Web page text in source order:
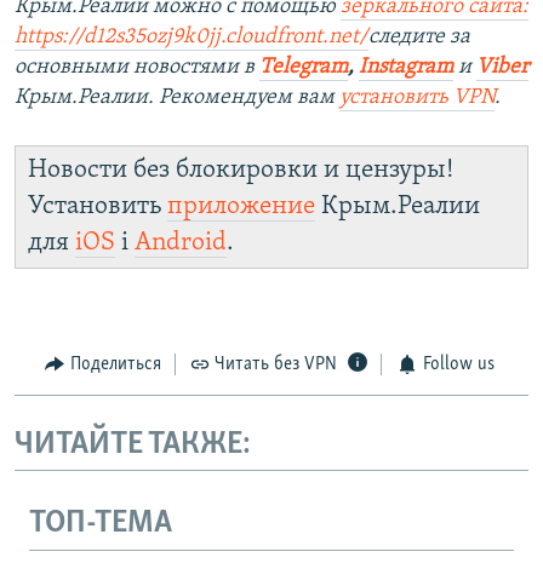
Крым.Реалии можно с помощью зеркального сайта:
https://d12s35ozj9k0jj.cloudfront.net/следите за
основными новостями в Telegram, Instagram и Viber
Крым.Реалии. Рекомендуем вам установить VPN.
Новости без блокировки и цензуры!
Установить приложение Крым.Реалии
для iOS і Android.
Поделиться Читать без VPN Follow us
ЧИТАЙТЕ ТАКЖЕ:
ТОП-ТЕМА